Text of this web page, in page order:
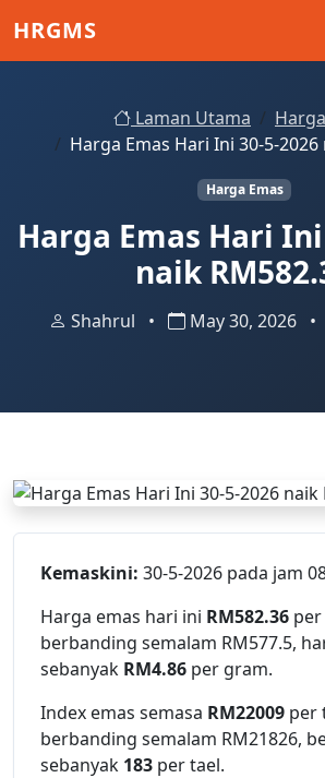
HRGMS
Laman Utama
Harga Emas Hari Ini 30-5-2026
Harga Emas
Harga Emas Hari Ini
naik
Shahrul • May 30, 2026 •
Kemaskini: 30-5-2026 pada jam
Harga emas hari ini RM582.36
berbanding semalam RM577.5,
sebanyak RM4.86 per gram.
Index emas semasa RM22009 per
berbanding semalam RM21826,
sebanyak 183 per tael.